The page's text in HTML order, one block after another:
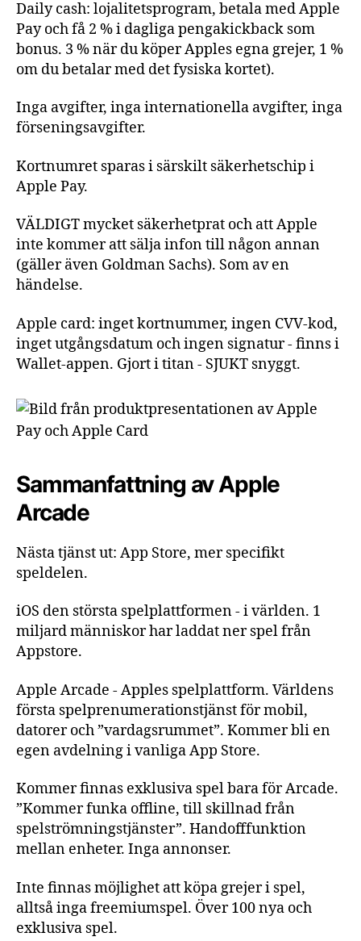
Daily cash: lojalitetsprogram, betala med Apple
Pay och få 2 % i dagliga pengakickback som
bonus. 3 % när du köper Apples egna grejer, 1 %
om du betalar med det fysiska kortet).
Inga avgifter, inga internationella avgifter, inga
förseningsavgifter.
Kortnumret sparas i särskilt säkerhetschip i
Apple Pay.
VÄLDIGT mycket säkerhetprat och att Apple
inte kommer att sälja infon till någon annan
(gäller även Goldman Sachs). Som av en
händelse.
Apple card: inget kortnummer, ingen CVV-kod,
inget utgångsdatum och ingen signatur - finns i
Wallet-appen. Gjort i titan - SJUKT snyggt.
Sammanfattning av Apple
Arcade
Nästa tjänst ut: App Store, mer specifikt
speldelen.
iOS den största spelplattformen - i världen. 1
miljard människor har laddat ner spel från
Appstore.
Apple Arcade - Apples spelplattform. Världens
första spelprenumerationstjänst för mobil,
datorer och ”vardagsrummet”. Kommer bli en
egen avdelning i vanliga App Store.
Kommer finnas exklusiva spel bara för Arcade.
”Kommer funka offline, till skillnad från
spelströmningstjänster”. Handofffunktion
mellan enheter. Inga annonser.
Inte finnas möjlighet att köpa grejer i spel,
alltså inga freemiumspel. Över 100 nya och
exklusiva spel.